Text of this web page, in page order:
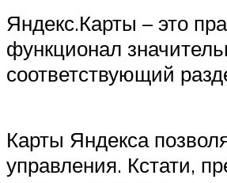
Яндекс.Карты – это
функционал
соответствующий
Карты Яндекса
управления. Кстати,